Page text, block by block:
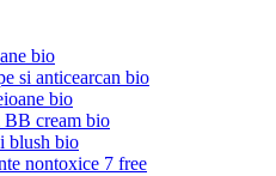
bio
si anticearcan bio
bio
BB cream bio
blush bio
nontoxice 7 free